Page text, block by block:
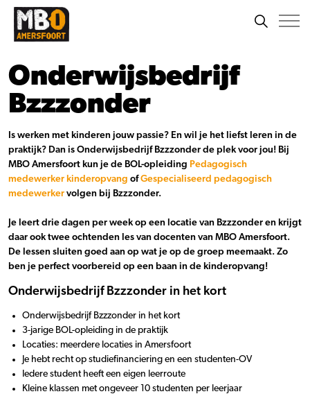
Onderwijsbedrijf
Bzzzonder
Is werken met kinderen jouw passie? En wil je het liefst leren in de
praktijk? Dan is Onderwijsbedrijf Bzzzonder de plek voor jou! Bij
MBO Amersfoort kun je de BOL-opleiding Pedagogisch
medewerker kinderopvang ofGespecialiseerd pedagogisch
medewerker volgen bij Bzzzonder.
Je leert drie dagen per week op een locatie van Bzzzonder en krijgt
daar ook twee ochtenden les van docenten van MBO Amersfoort.
De lessen sluiten goed aan op wat je op de groep meemaakt. Zo
ben je perfect voorbereid op een baan in de kinderopvang!
Onderwijsbedrijf Bzzzonder in het kort
Onderwijsbedrijf Bzzzonder in het kort
3-jarige BOL-opleiding in de praktijk
Locaties: meerdere locaties in Amersfoort
Je hebt recht op studiefinanciering en een studenten-OV
Iedere student heeft een eigen leerroute
Kleine klassen met ongeveer 10 studenten per leerjaar